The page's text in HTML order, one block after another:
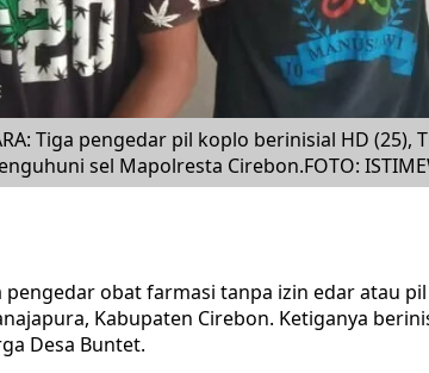
Tiga pengedar pil koplo berinisial HD (25),
sel Mapolresta Cirebon.FOTO:
pengedar obat farmasi tanpa izin edar atau
Kabupaten Cirebon. Ketiganya
Desa Buntet.